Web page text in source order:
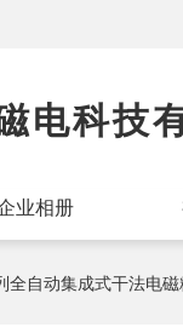
电科技
业相册
全自动集成式干法电